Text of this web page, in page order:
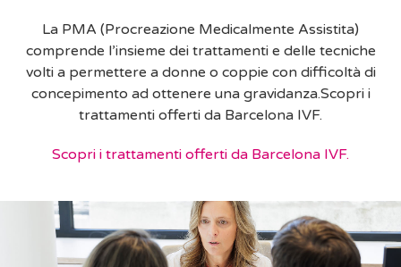
La PMA (Procreazione Medicalmente Assistita)
comprende l’insieme dei trattamenti e delle tecniche
volti a permettere a donne o coppie con difficoltà di
concepimento ad ottenere una gravidanza.Scopri i
trattamenti offerti da Barcelona IVF.
Scopri i trattamenti offerti da Barcelona IVF.